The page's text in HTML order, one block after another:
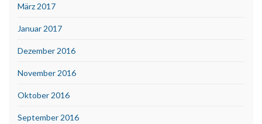
März 2017
Januar 2017
Dezember 2016
November 2016
Oktober 2016
September 2016